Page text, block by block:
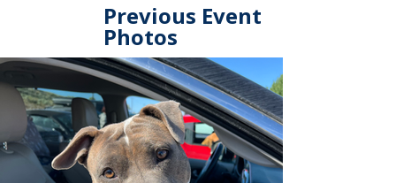
Previous Event
Photos